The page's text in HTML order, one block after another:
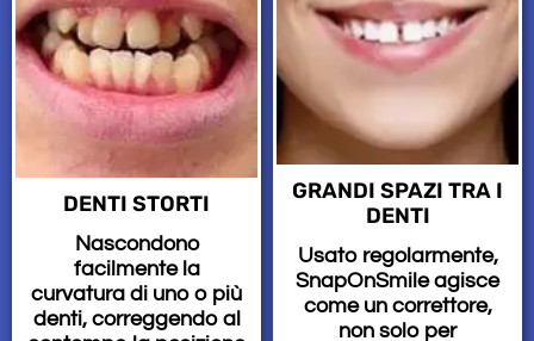
DENTI STORTI
Nascondono
facilmente la
curvatura di uno o più
denti, correggendo al
GRANDI SPAZI TRA I
DENTI
Usato regolarmente,
SnapOnSmile agisce
come un correttore,
non solo per